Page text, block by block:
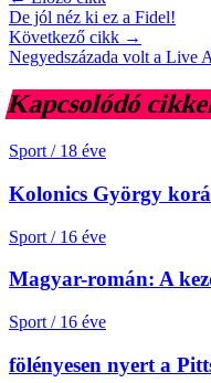
De jól néz ki ez a Fidel!
Következő cikk →
Negyedszázada volt a Live
Kapcsolódó
Sport / 18 éve
Kolonics György
Sport / 16 éve
Magyar-román: A
Sport / 16 éve
fölényesen nyert a